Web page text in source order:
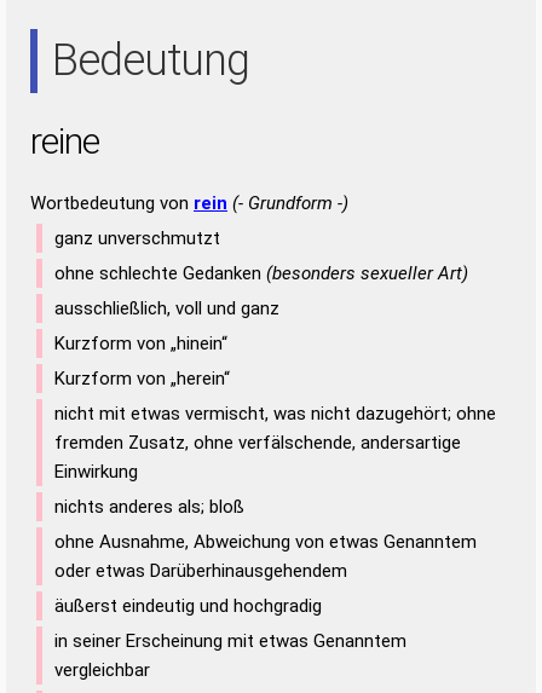
Bedeutung
reine
Wortbedeutung von rein (- Grundform -)
ganz unverschmutzt
ohne schlechte Gedanken (besonders sexueller Art)
ausschließlich, voll und ganz
Kurzform von „hinein“
Kurzform von „herein“
nicht mit etwas vermischt, was nicht dazugehört; ohne
fremden Zusatz, ohne verfälschende, andersartige
Einwirkung
nichts anderes als; bloß
ohne Ausnahme, Abweichung von etwas Genanntem
oder etwas Darüberhinausgehendem
äußerst eindeutig und hochgradig
in seiner Erscheinung mit etwas Genanntem
vergleichbar